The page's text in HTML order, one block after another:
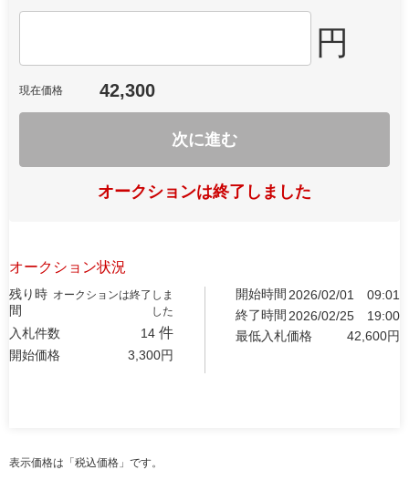
円
現在価格 42,300
次に進む
オークションは終了しました
オークション状況
残り時
間
オークションは終了しま
した
入札件数 14 件
開始価格 3,300円
開始時間 2026/02/01
09:01
終了時間 2026/02/25
19:00
最低入札価格
42,600円
表示価格は「税込価格」です。